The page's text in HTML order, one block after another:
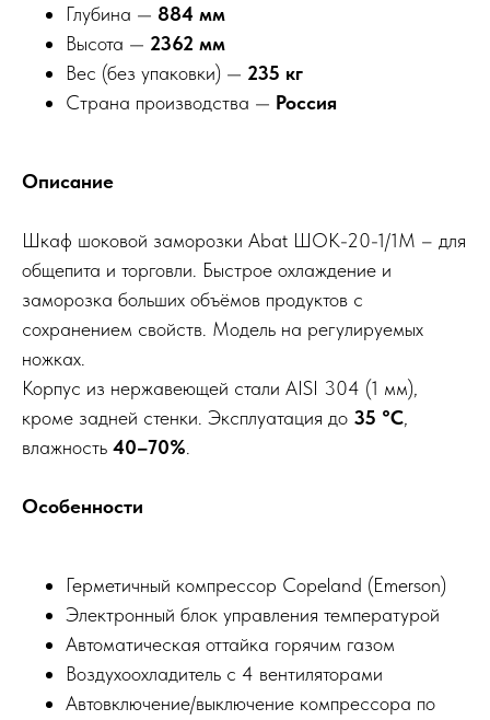
Глубина — 884 мм
Высота — 2362 мм
Вес (без упаковки) — 235 кг
Страна производства — Россия
Описание
Шкаф шоковой заморозки Abat ШОК-20-1/1М – для
общепита и торговли. Быстрое охлаждение и
заморозка больших объёмов продуктов с
сохранением свойств. Модель на регулируемых
ножках.
Корпус из нержавеющей стали AISI 304 (1 мм),
кроме задней стенки. Эксплуатация до 35 °C,
влажность 40–70%
Особенности
Герметичный компрессор Copeland (Emerson)
Электронный блок управления температурой
Автоматическая оттайка горячим газом
Воздухоохладитель с 4 вентиляторами
Автовключение/выключение компрессора по